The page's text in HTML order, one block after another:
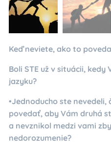
Keď neviete, ako to
Boli STE už v situácii, kedy
jazyku?
•Jednoducho ste
povedať, aby Vám druhá
a nevznikol medzi vami
nedorozumenie?